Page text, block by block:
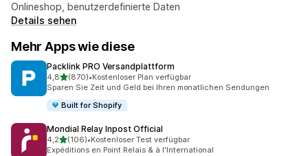
Onlineshop, benutzerdefinierte Daten
Details sehen
Mehr Apps wie diese
Packlink PRO Versandplattform
4,8von 5 Sternen
(870)
870 Rezensionen insgesamt
•Kostenloser Plan verfügbar
Sparen Sie Zeit und Geld bei Ihren monatlichen Sendungen
Built for Shopify
Mondial Relay Inpost Official
4,2von 5 Sternen
(106)
106 Rezensionen insgesamt
•Kostenloser Test verfügbar
Expéditions en Point Relais & à l'International